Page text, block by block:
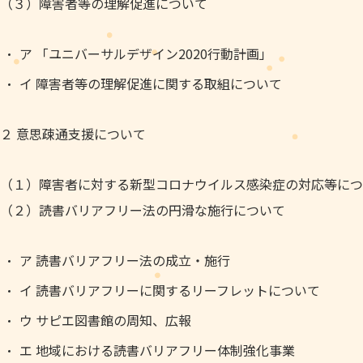
ア 「ユニバーサルデザイン2020行動計画」
イ 障害者等の理解促進に関する取組について
２ 意思疎通支援について
（１）障害者に対する新型コロナウイルス感染症の対応等に
（２）読書バリアフリー法の円滑な施行について
ア 読書バリアフリー法の成立・施行
イ 読書バリアフリーに関するリーフレットについて
ウ サピエ図書館の周知、広報
エ 地域における読書バリアフリー体制強化事業